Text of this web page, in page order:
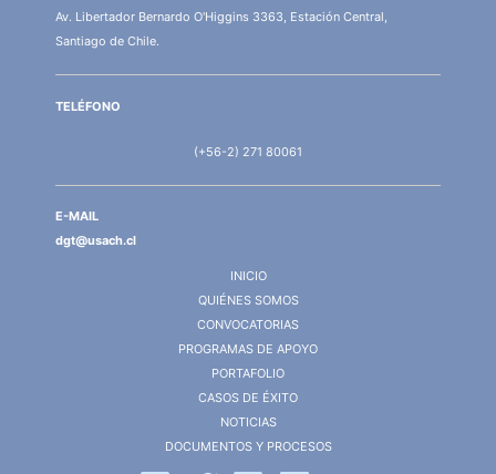
Av. Libertador Bernardo O'Higgins 3363, Estación Central,
Santiago de Chile.
TELÉFONO
(+56-2) 271 80061
E-MAIL
dgt@usach.cl
INICIO
QUIÉNES SOMOS
CONVOCATORIAS
PROGRAMAS DE APOYO
PORTAFOLIO
CASOS DE ÉXITO
NOTICIAS
DOCUMENTOS Y PROCESOS